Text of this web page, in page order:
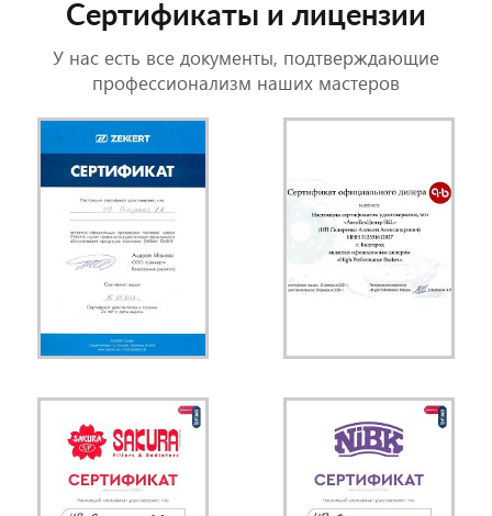
Сертификаты и лицензии
У нас есть все документы, подтверждающие
профессионализм наших мастеров